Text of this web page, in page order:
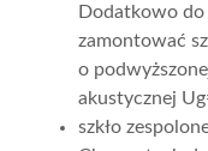
Dodatkowo
zamontować
o
akustycznej
szkło